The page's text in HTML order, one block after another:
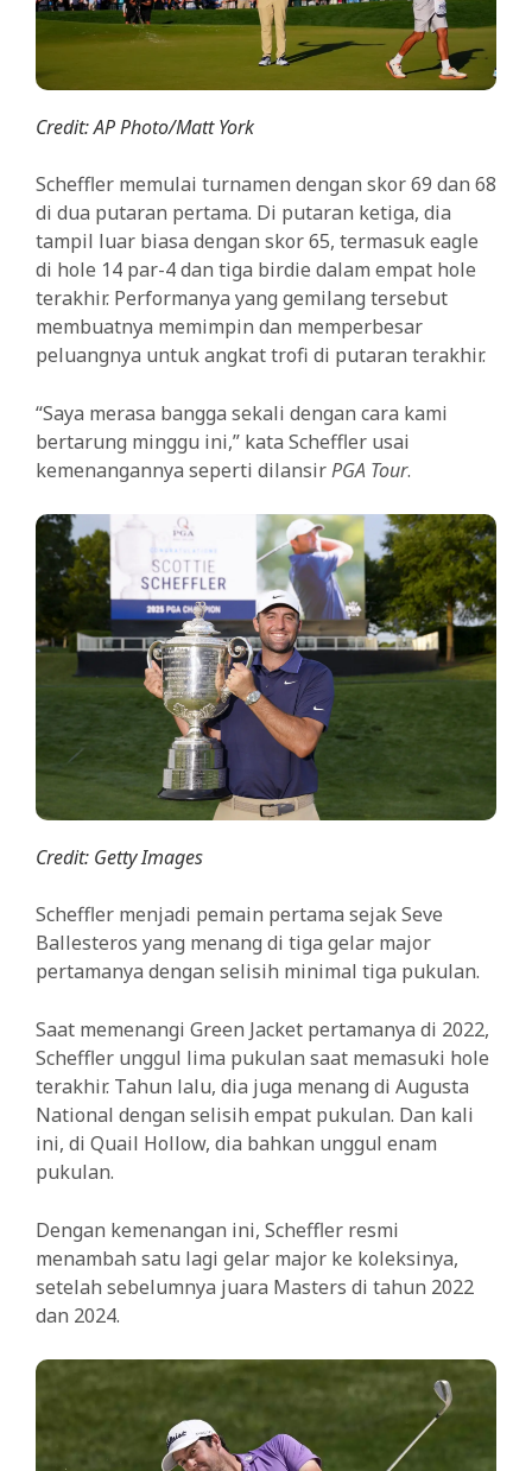
Credit: AP Photo/Matt York
Scheffler memulai turnamen dengan skor 69 dan 68
di dua putaran pertama. Di putaran ketiga, dia
tampil luar biasa dengan skor 65, termasuk eagle
di hole 14 par-4 dan tiga birdie dalam empat hole
terakhir. Performanya yang gemilang tersebut
membuatnya memimpin dan memperbesar
peluangnya untuk angkat trofi di putaran terakhir.
“Saya merasa bangga sekali dengan cara kami
bertarung minggu ini,” kata Scheffler usai
kemenangannya seperti dilansirPGA Tour.
Credit: Getty Images
Scheffler menjadi pemain pertama sejak Seve
Ballesteros yang menang di tiga gelar major
pertamanya dengan selisih minimal tiga pukulan.
Saat memenangi Green Jacket pertamanya di 2022,
Scheffler unggul lima pukulan saat memasuki hole
terakhir. Tahun lalu, dia juga menang di Augusta
National dengan selisih empat pukulan. Dan kali
ini, di Quail Hollow, dia bahkan unggul enam
pukulan.
Dengan kemenangan ini, Scheffler resmi
menambah satu lagi gelar major ke koleksinya,
setelah sebelumnya juara Masters di tahun 2022
dan 2024.